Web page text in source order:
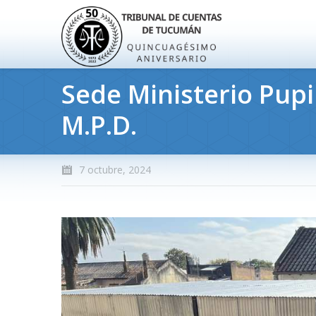
Sede Ministerio
M.P.D.
7 octubre, 2024